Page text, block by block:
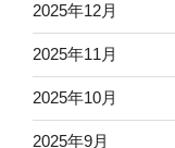
2025年12月
2025年11月
2025年10月
2025年9月